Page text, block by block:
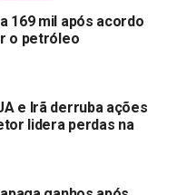
dos preços
que se estabilizaram
acrescentou a
do preço da
de junho.
169 mil após acordo
o petróleo
e Irã derruba ações
lidera perdas na